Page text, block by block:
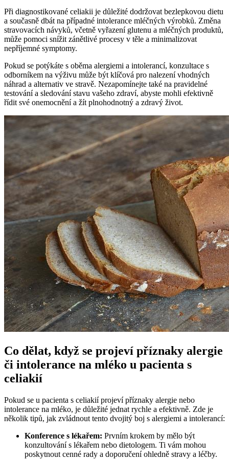
Při diagnostikované celiakii je důležité dodržovat bezlepkovou dietu
a současně dbát na případné intolerance mléčných výrobků. Změna
stravovacích návyků, včetně vyřazení glutenu a mléčných produktů,
může pomoci snížit zánětlivé procesy v těle a minimalizovat
nepříjemné symptomy.
Pokud se potýkáte s oběma alergiemi a intolerancí, konzultace s
odborníkem na výživu může být klíčová pro nalezení vhodných
náhrad a alternativ ve stravě. Nezapomínejte také na pravidelné
testování a sledování stavu vašeho zdraví, abyste mohli efektivně
řídit své onemocnění a žít plnohodnotný a zdravý život.
Co dělat, když se projeví příznaky alergie
či intolerance na mléko u pacienta s
celiakií
Pokud se u pacienta s celiakií projeví příznaky alergie nebo
intolerance na mléko, je důležité jednat rychle a efektivně. Zde je
několik tipů, jak zvládnout tento dvojitý boj s alergiemi a intolerancí:
Konference s lékařem: Prvním krokem by mělo být
konzultování s lékařem nebo dietologem. Ti vám mohou
poskytnout cenné rady a doporučení ohledně stravy a léčby.